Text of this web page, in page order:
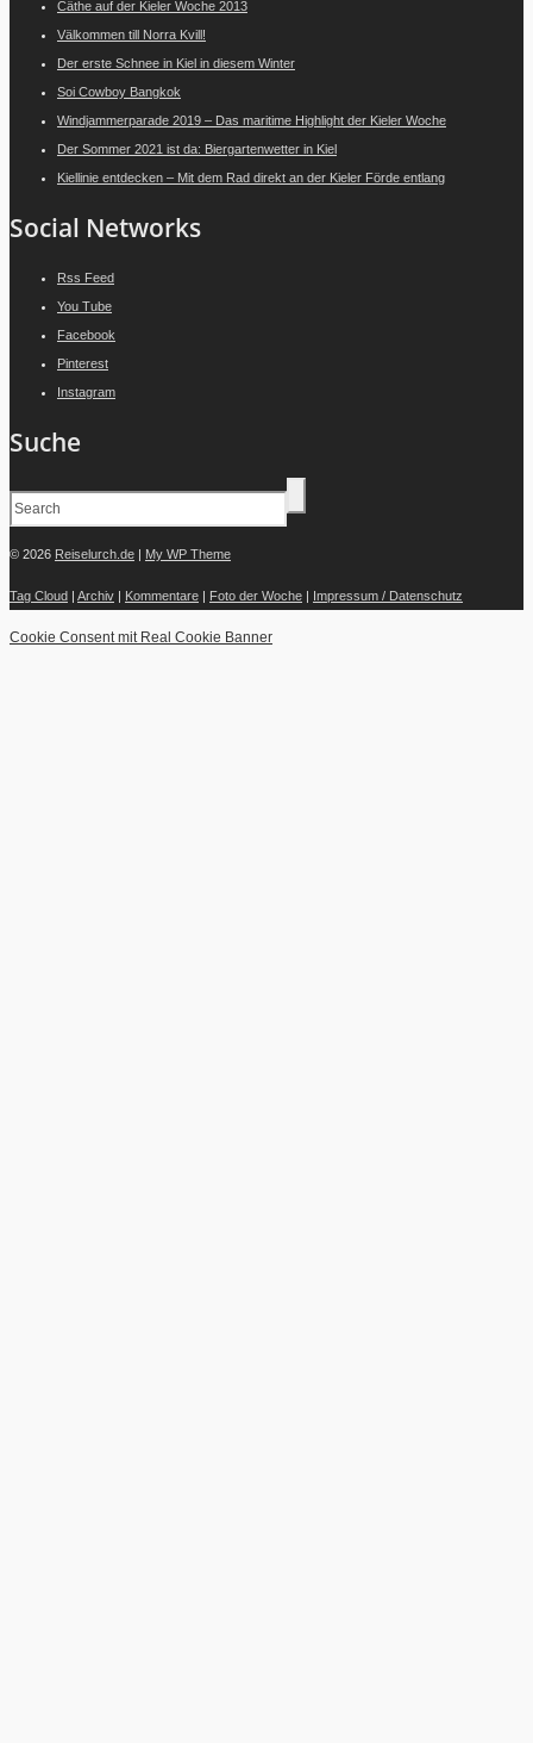
Cäthe auf der Kieler Woche 2013
Välkommen till Norra Kvill!
Der erste Schnee in Kiel in diesem Winter
Soi Cowboy Bangkok
Windjammerparade 2019 – Das maritime Highlight der Kieler Woche
Der Sommer 2021 ist da: Biergartenwetter in Kiel
Kiellinie entdecken – Mit dem Rad direkt an der Kieler Förde entlang
Social Networks
Rss Feed
You Tube
Facebook
Pinterest
Instagram
Suche
© 2026 Reiselurch.de | My WP Theme
Tag Cloud | Archiv | Kommentare | Foto der Woche | Impressum / Datenschutz
Cookie Consent mit Real Cookie Banner